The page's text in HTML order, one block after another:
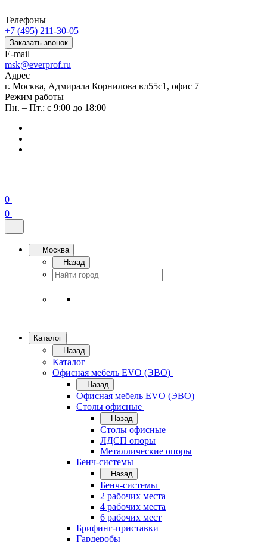
Телефоны
+7 (495) 211-30-05
Заказать звонок
E-mail
msk@everprof.ru
Адрес
г. Москва, Адмирала Корнилова вл55с1, офис 7
Режим работы
Пн. – Пт.: с 9:00 до 18:00
0
0
Москва
Назад
Каталог
Назад
Каталог
Офисная мебель EVO (ЭВО)
Назад
Офисная мебель EVO (ЭВО)
Cтолы офисные
Назад
Cтолы офисные
ЛДСП опоры
Металлические опоры
Бенч-системы
Назад
Бенч-системы
2 рабочих места
4 рабочих места
6 рабочих мест
Брифинг-приставки
Гардеробы